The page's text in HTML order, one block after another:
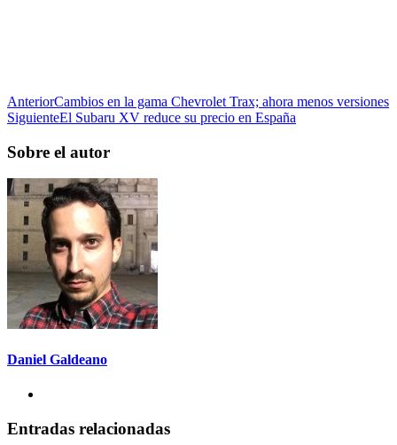
AnteriorCambios en la gama Chevrolet Trax; ahora menos versiones
SiguienteEl Subaru XV reduce su precio en España
Sobre el autor
Daniel Galdeano
Entradas relacionadas